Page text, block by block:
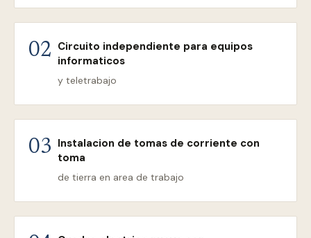
02 Circuito independiente para equipos
informaticos
y teletrabajo
03 Instalacion de tomas de corriente con
toma
de tierra en area de trabajo